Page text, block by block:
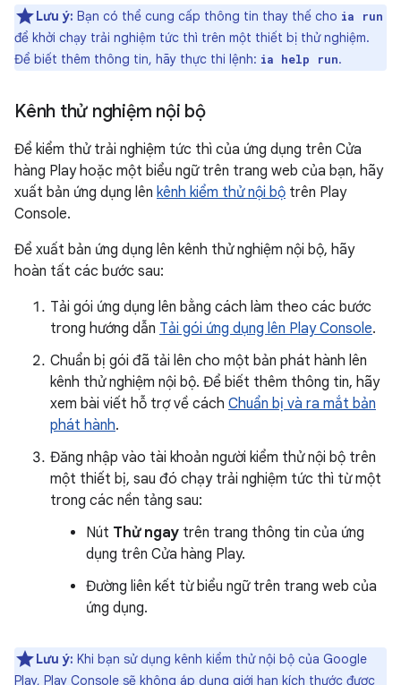
Lưu ý: Bạn có thể cung cấp thông tin thay thế cho ia run
để khởi chạy trải nghiệm tức thì trên một thiết bị thử nghiệm.
Để biết thêm thông tin, hãy thực thi lệnh: ia help run.
Kênh thử nghiệm nội bộ
Để kiểm thử trải nghiệm tức thì của ứng dụng trên Cửa
hàng Play hoặc một biểu ngữ trên trang web của bạn, hãy
xuất bản ứng dụng lên kênh kiểm thử nội bộ trên Play
Console.
Để xuất bản ứng dụng lên kênh thử nghiệm nội bộ, hãy
hoàn tất các bước sau:
Tải gói ứng dụng lên bằng cách làm theo các bước
trong hướng dẫn Tải gói ứng dụng lên Play Console.
Chuẩn bị gói đã tải lên cho một bản phát hành lên
kênh thử nghiệm nội bộ. Để biết thêm thông tin, hãy
xem bài viết hỗ trợ về cách Chuẩn bị và ra mắt bản
phát hành.
Đăng nhập vào tài khoản người kiểm thử nội bộ trên
một thiết bị, sau đó chạy trải nghiệm tức thì từ một
trong các nền tảng sau:
Nút Thử ngay trên trang thông tin của ứng
dụng trên Cửa hàng Play.
Đường liên kết từ biểu ngữ trên trang web của
ứng dụng.
Lưu ý: Khi bạn sử dụng kênh kiểm thử nội bộ của Google
Play, Play Console sẽ không áp dụng giới hạn kích thước được